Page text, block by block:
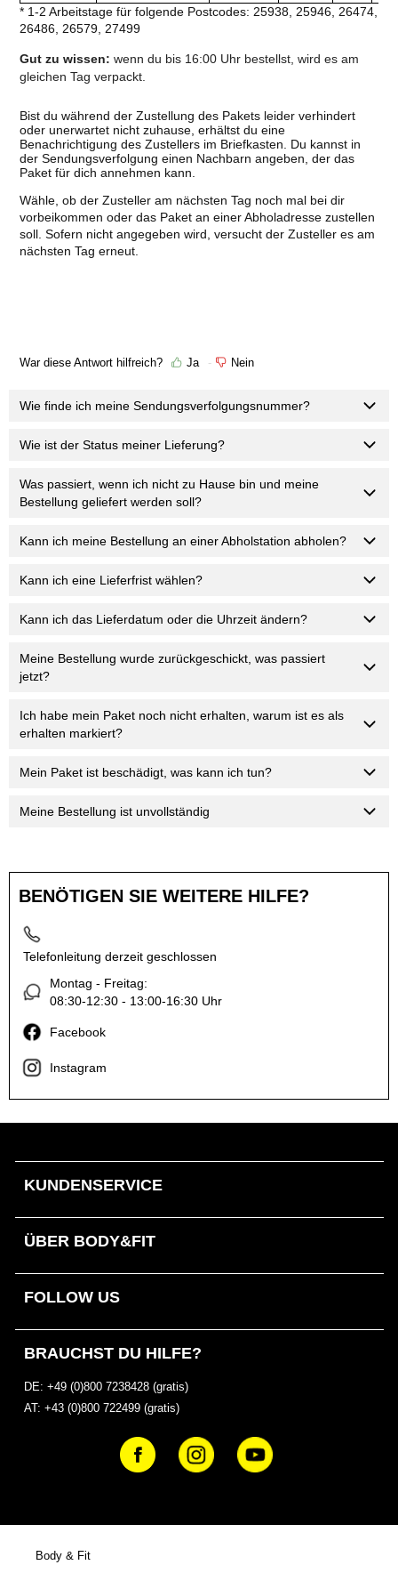
* 1-2 Arbeitstage für folgende Postcodes: 25938, 25946, 26474,
26486, 26579, 27499
Gut zu wissen: wenn du bis 16:00 Uhr bestellst, wird es am
gleichen Tag verpackt.
Bist du während der Zustellung des Pakets leider verhindert
oder unerwartet nicht zuhause, erhältst du eine
Benachrichtigung des Zustellers im Briefkasten. Du kannst in
der Sendungsverfolgung einen Nachbarn angeben, der das
Paket für dich annehmen kann.
Wähle, ob der Zusteller am nächsten Tag noch mal bei dir
vorbeikommen oder das Paket an einer Abholadresse zustellen
soll. Sofern nicht angegeben wird, versucht der Zusteller es am
nächsten Tag erneut.
War diese Antwort hilfreich? Ja Nein
Wie finde ich meine Sendungsverfolgungsnummer?
Wie ist der Status meiner Lieferung?
Was passiert, wenn ich nicht zu Hause bin und meine
Bestellung geliefert werden soll?
Kann ich meine Bestellung an einer Abholstation abholen?
Kann ich eine Lieferfrist wählen?
Kann ich das Lieferdatum oder die Uhrzeit ändern?
Meine Bestellung wurde zurückgeschickt, was passiert
jetzt?
Ich habe mein Paket noch nicht erhalten, warum ist es als
erhalten markiert?
Mein Paket ist beschädigt, was kann ich tun?
Meine Bestellung ist unvollständig
BENÖTIGEN SIE WEITERE HILFE?
Telefonleitung derzeit geschlossen
Montag - Freitag:
08:30-12:30 - 13:00-16:30 Uhr
Facebook
Instagram
KUNDENSERVICE
ÜBER BODY&FIT
FOLLOW US
BRAUCHST DU HILFE?
DE: +49 (0)800 7238428 (gratis)
AT: +43 (0)800 722499 (gratis)
Body & Fit